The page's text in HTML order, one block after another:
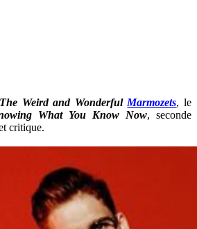
The Weird and WonderfulMarmozets, le
What You Know Now, seconde
critique.